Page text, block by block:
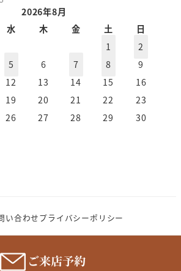
2026年8月
水 木 金 土
日
1
2
5 6 7 8
9
12 13 14 15
16
19 20 21 22
23
26 27 28 29
30
い合わせプライバシーポリシー
MeganenoImahori.All rights